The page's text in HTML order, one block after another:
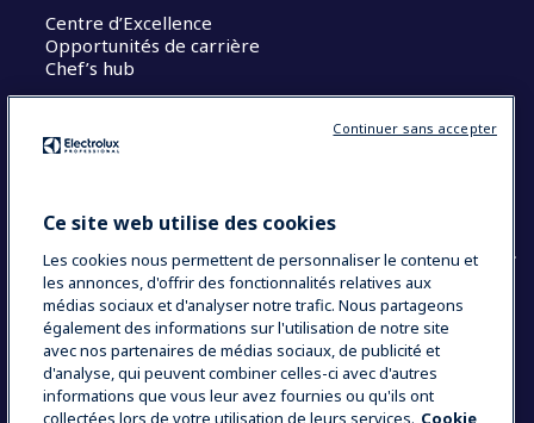
Centre d’Excellence
Opportunités de carrière
Chef’s hub
COUNTRY AND LANGUAGE
VOTRE SÉLECTION : FRANCE
Ce site web utilise des cookies
Les cookies nous permettent de personnaliser le contenu et
les annonces, d'offrir des fonctionnalités relatives aux
médias sociaux et d'analyser notre trafic. Nous partageons
également des informations sur l'utilisation de notre site
avec nos partenaires de médias sociaux, de publicité et
d'analyse, qui peuvent combiner celles-ci avec d'autres
informations que vous leur avez fournies ou qu'ils ont
collectées lors de votre utilisation de leurs services. Cookie
Continuer sans accepter